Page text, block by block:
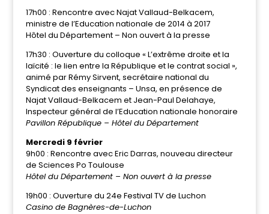
17h00 : Rencontre avec Najat Vallaud-Belkacem,
ministre de l’Education nationale de 2014 à 2017
Hôtel du Département – Non ouvert à la presse
17h30 : Ouverture du colloque « L’extrême droite et la
laïcité : le lien entre la République et le contrat social »,
animé par Rémy Sirvent, secrétaire national du
Syndicat des enseignants – Unsa, en présence de
Najat Vallaud-Belkacem et Jean-Paul Delahaye,
Inspecteur général de l’Education nationale honoraire
Pavillon République – Hôtel du Département
Mercredi 9 février
9h00 : Rencontre avec Eric Darras, nouveau directeur
de Sciences Po Toulouse
Hôtel du Département – Non ouvert à la presse
19h00 : Ouverture du 24e Festival TV de Luchon
Casino de Bagnères-de-Luchon